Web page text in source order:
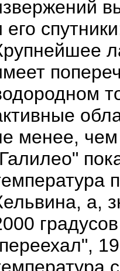
его
менее,
а,